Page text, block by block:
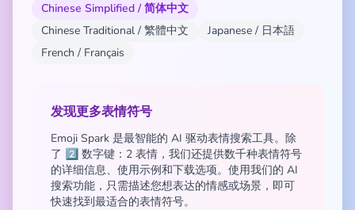
Chinese Simplified / 简体中文
Chinese Traditional / 繁體中文
Japanese / 日本語
French / Français
发现更多表情符号
Emoji Spark 是最智能的 AI 驱动表情搜索工具。除
了 2️⃣ 数字键：2 表情，我们还提供数千种表情符号
的详细信息、使用示例和下载选项。使用我们的 AI
搜索功能，只需描述您想表达的情感或场景，即可
快速找到最适合的表情符号。